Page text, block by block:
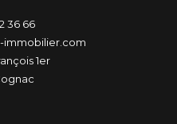
36 66
immobilier.com
1er
cognac